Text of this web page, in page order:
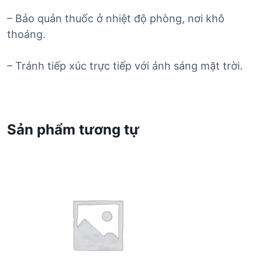
– Bảo quản thuốc ở nhiệt độ phòng, nơi khô
thoáng.
– Tránh tiếp xúc trực tiếp với ánh sáng mặt trời.
Sản phẩm tương tự